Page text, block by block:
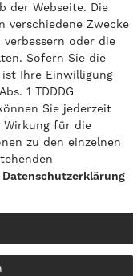
Mehrwertsteuer und zzgl.
der Webseite. Die
verschiedene Zwecke
oder die
Sofern Sie die
Ihre Einwilligung
1 TDDDG
Sie jederzeit
Wirkung für die
zu den einzelnen
Daten­schutz­erklärung